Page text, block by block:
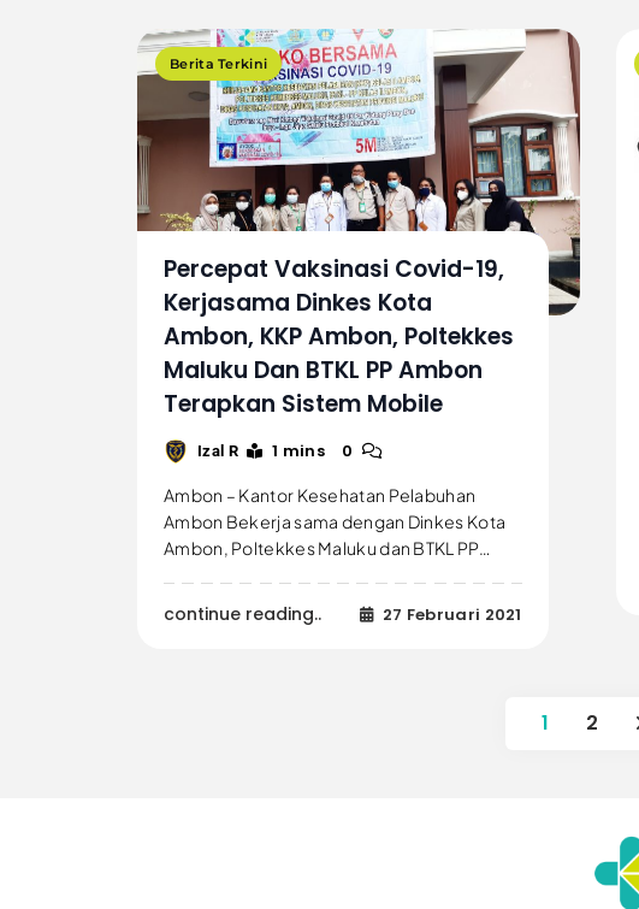
Berita Terkini
Percepat Vaksinasi Covid-19,
Kerjasama Dinkes Kota
Ambon, KKP Ambon, Poltekkes
Maluku Dan BTKL PP Ambon
Terapkan Sistem Mobile
Izal R 1 mins 0
Ambon – Kantor Kesehatan Pelabuhan
Ambon Bekerja sama dengan Dinkes Kota
Ambon, Poltekkes Maluku dan BTKL PP…
continue reading.. 27 Februari 2021
1 2